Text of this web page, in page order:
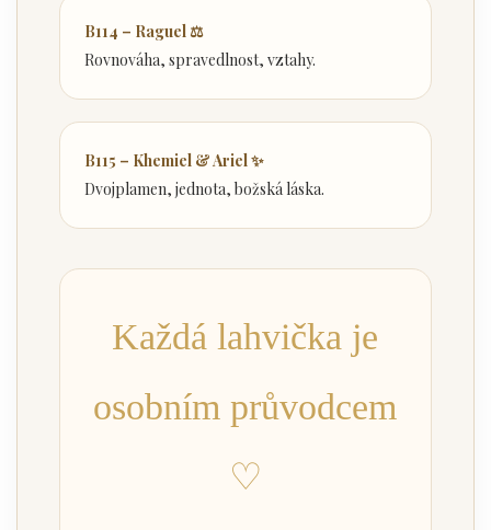
B114 – Raguel ⚖️
Rovnováha, spravedlnost, vztahy.
B115 – Khemiel & Ariel ✨
Dvojplamen, jednota, božská láska.
Každá lahvička je
osobním průvodcem
♡